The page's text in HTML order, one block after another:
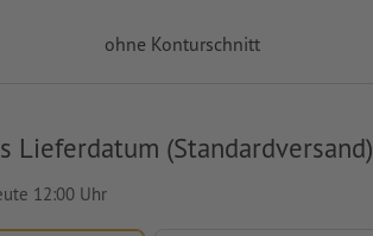
ohne Konturschnitt
Lieferdatum (Standardversand)
12:00 Uhr